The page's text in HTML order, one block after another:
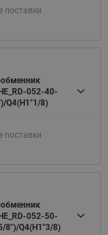
поставки
052-40-
Q4(H1"1/8)
поставки
052-50-
8")/Q4(H1"3/8)